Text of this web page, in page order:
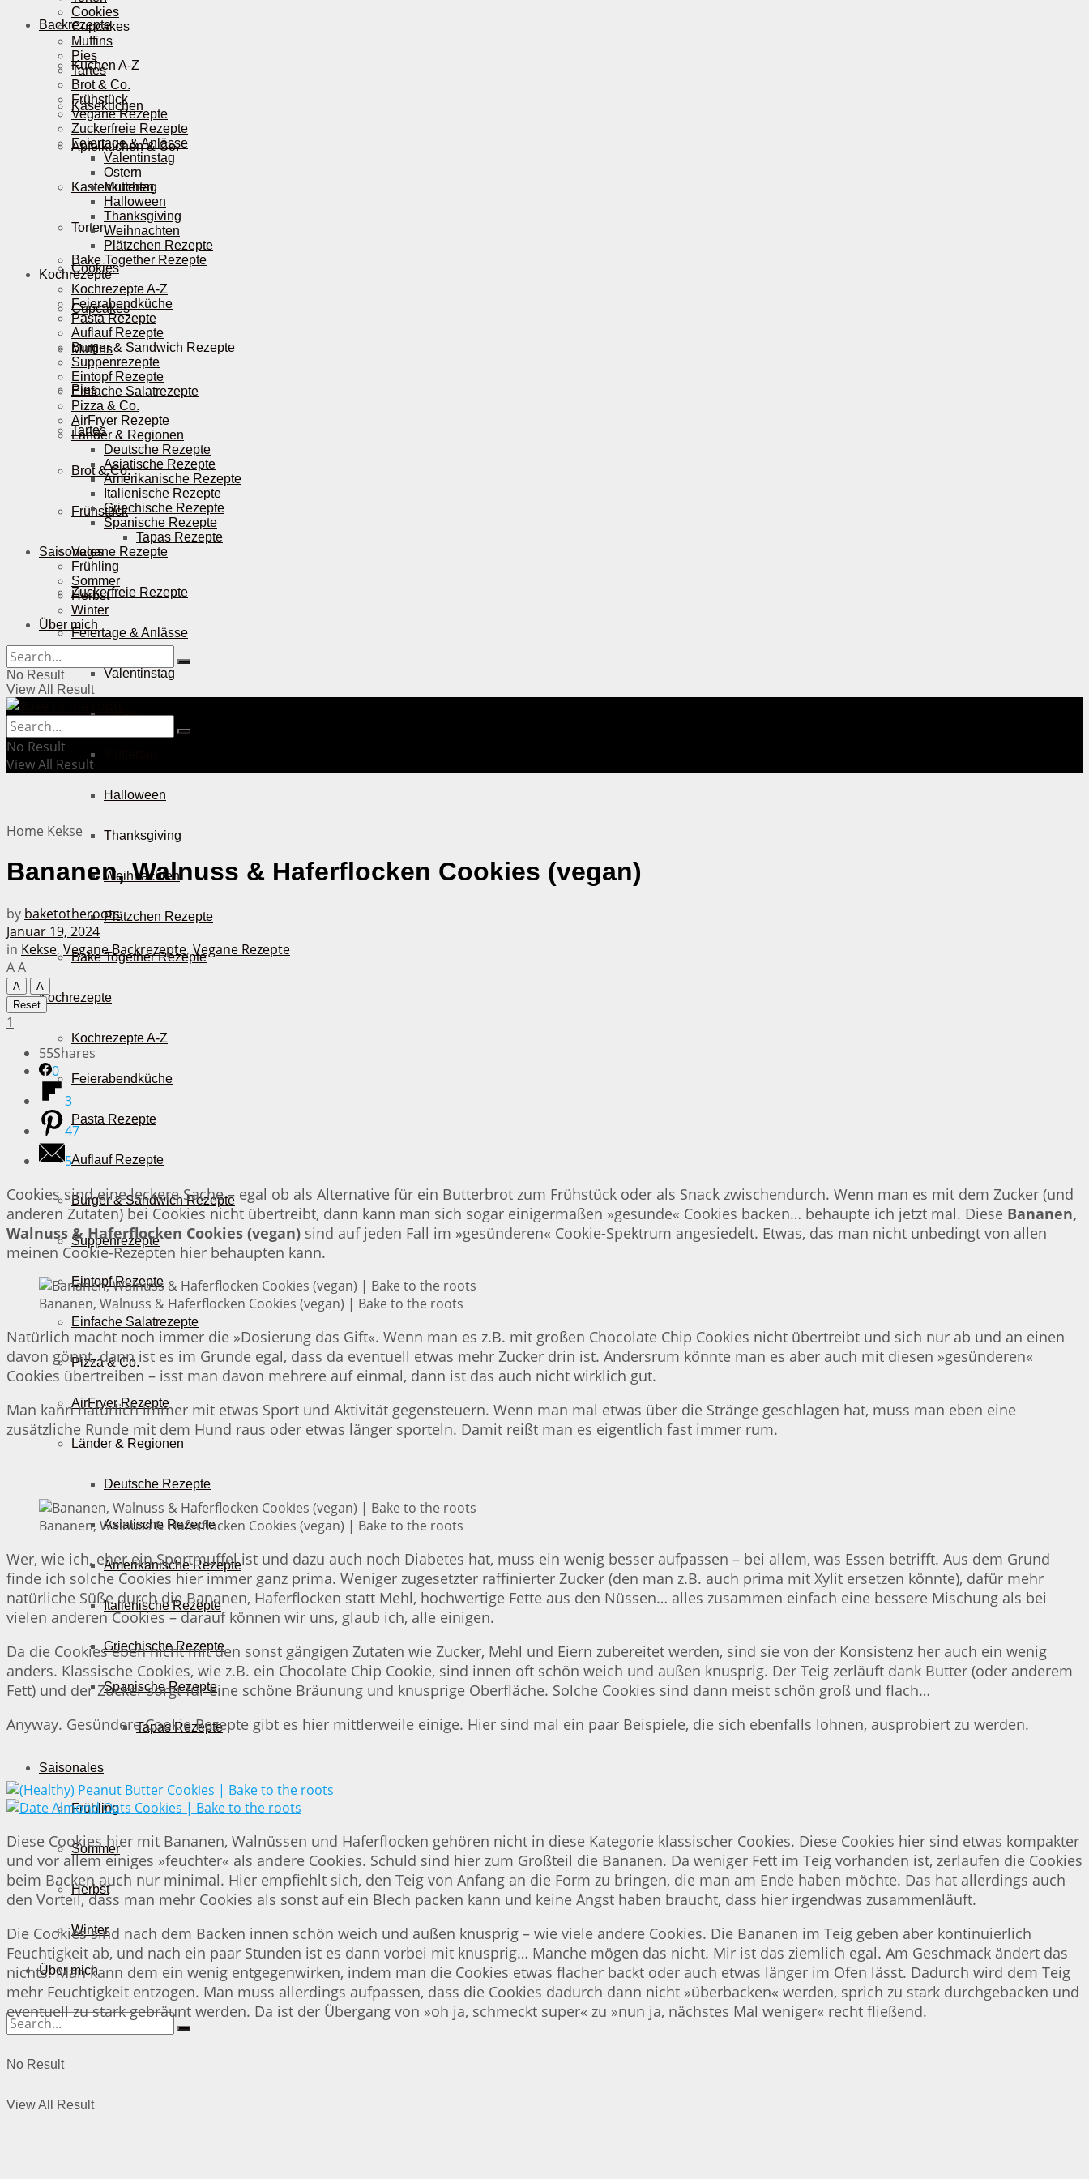
Backrezepte
Kuchen A-Z
Käsekuchen
Apfelkuchen & Co.
Kastenkuchen
Torten
Cookies
Cupcakes
Muffins
Pies
Tartes
Brot & Co.
Frühstück
Vegane Rezepte
Zuckerfreie Rezepte
Feiertage & Anlässe
Valentinstag
Ostern
Halloween
Thanksgiving
Weihnachten
Plätzchen Rezepte
Bake Together Rezepte
Kochrezepte
Kochrezepte A-Z
Feierabendküche
Pasta Rezepte
Auflauf Rezepte
Burger & Sandwich Rezepte
Suppenrezepte
Eintopf Rezepte
Einfache Salatrezepte
Pizza & Co.
AirFryer Rezepte
Länder & Regionen
Deutsche Rezepte
Asiatische Rezepte
Amerikanische Rezepte
Italienische Rezepte
Griechische Rezepte
Spanische Rezepte
Tapas Rezepte
Saisonales
Frühling
Sommer
Herbst
Winter
Über mich
No Result
View All Result
Cookies
Cupcakes
Muffins
Pies
Tartes
Brot & Co.
Frühstück
Vegane Rezepte
Zuckerfreie Rezepte
Feiertage & Anlässe
Valentinstag
Ostern
Muttertag
Halloween
Thanksgiving
Weihnachten
Plätzchen Rezepte
Bake Together Rezepte
Kochrezepte
Kochrezepte A-Z
Feierabendküche
Pasta Rezepte
Auflauf Rezepte
Burger & Sandwich Rezepte
Suppenrezepte
Eintopf Rezepte
Einfache Salatrezepte
Pizza & Co.
AirFryer Rezepte
Länder & Regionen
Deutsche Rezepte
Asiatische Rezepte
Amerikanische Rezepte
Italienische Rezepte
Griechische Rezepte
Spanische Rezepte
Tapas Rezepte
Saisonales
Frühling
Sommer
Herbst
Winter
Über mich
No Result
View All Result
No Result
View All Result
Home Kekse
Bananen, Walnuss & Haferflocken Cookies (vegan)
by baketotheroots
Januar 19, 2024
in Kekse, Vegane Backrezepte, Vegane Rezepte
AA
A
A
Reset
1
55Shares
0
3
47
5
Cookies sind eine leckere Sache – egal ob als Alternative für ein Butterbrot zum Frühstück oder als Snack zwischendurch. Wenn man es mit dem Zucker (und
anderen Zutaten) bei Cookies nicht übertreibt, dann kann man sich sogar einigermaßen »gesunde« Cookies backen… behaupte ich jetzt mal. Diese Bananen,
Walnuss & Haferflocken Cookies (vegan) sind auf jeden Fall im »gesünderen« Cookie-Spektrum angesiedelt. Etwas, das man nicht unbedingt von allen
meinen Cookie-Rezepten hier behaupten kann.
Bananen, Walnuss & Haferflocken Cookies (vegan) | Bake to the roots
Natürlich macht noch immer die »Dosierung das Gift«. Wenn man es z.B. mit großen Chocolate Chip Cookies nicht übertreibt und sich nur ab und an einen
davon gönnt, dann ist es im Grunde egal, dass da eventuell etwas mehr Zucker drin ist. Andersrum könnte man es aber auch mit diesen »gesünderen«
Cookies übertreiben – isst man davon mehrere auf einmal, dann ist das auch nicht wirklich gut.
Man kann natürlich immer mit etwas Sport und Aktivität gegensteuern. Wenn man mal etwas über die Stränge geschlagen hat, muss man eben eine
zusätzliche Runde mit dem Hund raus oder etwas länger sporteln. Damit reißt man es eigentlich fast immer rum.
Bananen, Walnuss & Haferflocken Cookies (vegan) | Bake to the roots
Wer, wie ich, eher ein Sportmuffel ist und dazu auch noch Diabetes hat, muss ein wenig besser aufpassen – bei allem, was Essen betrifft. Aus dem Grund
finde ich solche Cookies hier immer ganz prima. Weniger zugesetzter raffinierter Zucker (den man z.B. auch prima mit Xylit ersetzen könnte), dafür mehr
natürliche Süße durch die Bananen, Haferflocken statt Mehl, hochwertige Fette aus den Nüssen… alles zusammen einfach eine bessere Mischung als bei
vielen anderen Cookies – darauf können wir uns, glaub ich, alle einigen.
Da die Cookies eben nicht mit den sonst gängigen Zutaten wie Zucker, Mehl und Eiern zubereitet werden, sind sie von der Konsistenz her auch ein wenig
anders. Klassische Cookies, wie z.B. ein Chocolate Chip Cookie, sind innen oft schön weich und außen knusprig. Der Teig zerläuft dank Butter (oder anderem
Fett) und der Zucker sorgt für eine schöne Bräunung und knusprige Oberfläche. Solche Cookies sind dann meist schön groß und flach…
Anyway. Gesündere Cookie Rezepte gibt es hier mittlerweile einige. Hier sind mal ein paar Beispiele, die sich ebenfalls lohnen, ausprobiert zu werden.
Diese Cookies hier mit Bananen, Walnüssen und Haferflocken gehören nicht in diese Kategorie klassischer Cookies. Diese Cookies hier sind etwas kompakter
und vor allem einiges »feuchter« als andere Cookies. Schuld sind hier zum Großteil die Bananen. Da weniger Fett im Teig vorhanden ist, zerlaufen die Cookies
beim Backen auch nur minimal. Hier empfiehlt sich, den Teig von Anfang an die Form zu bringen, die man am Ende haben möchte. Das hat allerdings auch
den Vorteil, dass man mehr Cookies als sonst auf ein Blech packen kann und keine Angst haben braucht, dass hier irgendwas zusammenläuft.
Die Cookies sind nach dem Backen innen schön weich und außen knusprig – wie viele andere Cookies. Die Bananen im Teig geben aber kontinuierlich
Feuchtigkeit ab, und nach ein paar Stunden ist es dann vorbei mit knusprig… Manche mögen das nicht. Mir ist das ziemlich egal. Am Geschmack ändert das
nichts. Man kann dem ein wenig entgegenwirken, indem man die Cookies etwas flacher backt oder auch etwas länger im Ofen lässt. Dadurch wird dem Teig
mehr Feuchtigkeit entzogen. Man muss allerdings aufpassen, dass die Cookies dadurch dann nicht »überbacken« werden, sprich zu stark durchgebacken und
eventuell zu stark gebräunt werden. Da ist der Übergang von »oh ja, schmeckt super« zu »nun ja, nächstes Mal weniger« recht fließend.